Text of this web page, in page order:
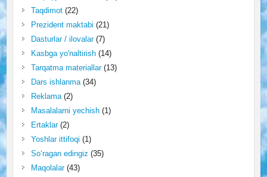
Taqdimot(22)
Prezident maktabi (21)
Dasturlar / ilovalar(7)
Kasbga yo'naltirish(14)
Tarqatma materiallar(13)
Dars ishlanma(34)
Reklama(2)
Masalalarni yechish(1)
Ertaklar(2)
Yoshlar ittifoqi (1)
So‘ragan edingiz (35)
Maqolalar(43)